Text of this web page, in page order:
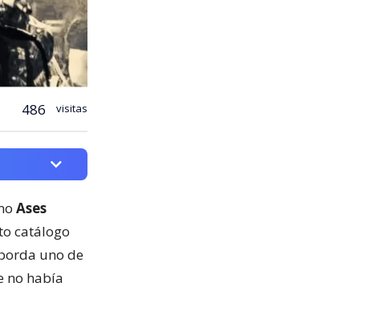
486 visitas
Ases
catálogo
uno de
no había